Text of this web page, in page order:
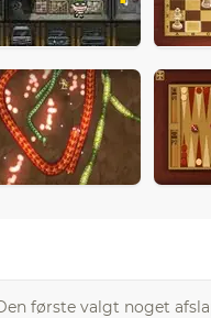
første valgt noget